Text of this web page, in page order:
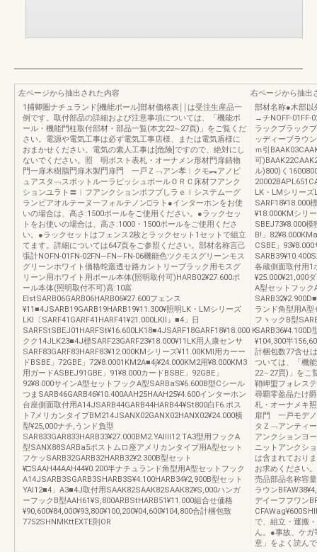
左ページから抽出された内容
1捕卿圏ナチュランド[機能ポール]部材価格表￨￨は受注生産品一
例です。取付部品の詳細および注意事項については、「機能ポ
ール・機能門柱取付部材・部品一覧(本文22∼27頁)」をご覧くだ
さい。電源や電気工事は必ず電気工事店様、または電気盾様に
おまかせください。電気の素人工事は[危険]ですので、絶対にし
ないでください。照 明ポスト表札・オーナメン形材門扉錆物
門一扉木樹脂門扉木製門扉門 一戸Ｚ﹁アン孝︱クモ︻アノピ
ュアスタ﹁スポットルーラピッシュポールＯＲＣ床材フアンク
ションユラト〓︱フアンクションポフブしラｅｌシステム一グ
ランビアオルテーヌ一フォルテノン□ラト●インターホンをお使
いの場合は、高さ:1500ポールをご使用ください。●ラックセッ
トをお使いの場合は、高さ:1000・1500ポールをご使用くださ
い。●ラックセットはフェンス2枚とラックセット1セットで組立
てます。詳細については647頁をご参照ください。部材名称言己
張計NOFN-01FN-02FN―FN―FN-06機能色ツクモスグリーンモス
グリーンホワイト価格蛇叢透せ路カントリーブラック用モスグ
リーン用ホワイト用ポール本体(照明取付可)HARB02¥27.600ポ
ール本体(照明取付不可)高:10富
ElstSARB06GARB06HARB06¥27.600フェンス
¥11■4JSARB19GARB19HARB19¥11.300¥照明LK・LMシリーズ
LKl〔SARF41GARF41HARF41¥21.000LKll』■4」日
SARFStSBEJ01HARFSt¥16.600LK18■4JSARF18GARF18¥18.000IK
クク14JLK23■4J標SARF23GARF23¥18.000¥11LK用人康センサ
SARF83GARF83HARF83¥12.000KMシリーズ¥11.00KMl用カーー
ドBSBE」72GBE」72¥8.0001KM2A■4j¥24.000KM2用¥8.000KM3
用ガードASBEJ91GBE」91¥8.000カードBSBE」92GBE」
92¥8.000サインA型セットフックA型SARBaS¥6.600B型Cシール
つまSARB46GARB46¥10.400AAH25HAAH25¥4.600インターホン
台座側面取付用A14JSARB44GARB44HARB44¥St800白F6.ポス
ト7メリカンタイプBM214JSANX02GANX02HANX02¥24.000横
型¥25,000ナチ,うンド負型
SAR833GAR833HARB33¥27.000BM2.YAlⅢ12.TA3型用フックA
型SANX88SARBa5ポストムロ座アメリカンタイプ用A型セット
フケッSARB32GARB32HARB32¥2.300B型セット
¥□SAAH44AAH44¥0.200半ナチュランド角型用A型セットフック
A14JSARB3SGARB3SHARB3S¥4.100HARB34¥2,900B型セット
YAl12■4」A3■4J取付用SAAK82SAAK82SAAK82¥S,000ハンガ
ーフックB型AAH61¥S,800ARBStHARB51¥11.000組合せ価格
¥90,600¥84,000¥93,800¥100,200¥04,600¥104,800合計梱包致
7752SHNMKttEXTE則OR
右ページから抽出
部材名称●木部以
→チNOFF-01FF-
ラックブラック
ッディーブラウ
ｍ引
可
ル)800)く
LK・LMシリー
SARF18¥18.000
¥18.000KMシリ
SBEJ73¥8.000模
B!」
CSBE」
各蔵側面取付用1
¥25.000¥21,000
A型セットフック
ランド角型用A
フヽックB型
SARB36¥4.100D
¥104,300半
計梱包数77含せ
ついては、「機
22∼27買)」をこ
鞘岬盟フォレス
尋覇零盈晶たけ
札・オーナメキ
扉門 一戸モデノ
タＺ﹁アンティ
アンクションヨ
ニットアンクシ
は含まれており
お求めください
売品部品名称容
ラウン
デイーフフワン
で、組立・運搬
ん。●事故、ケガ
意」をよく読ん